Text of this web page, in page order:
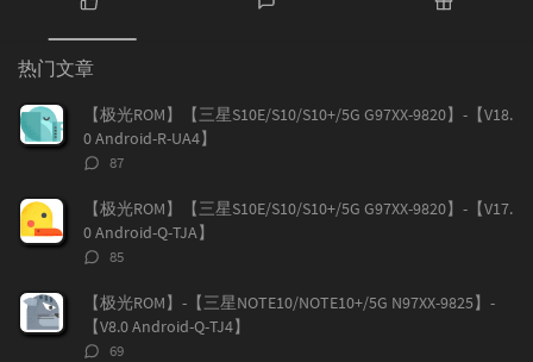
热
门
文
章
论
章
热门文章
【极光ROM】【三星S10E/S10/S10+/5G G97XX-9820】-【V18.
0 Android-R-UA4】
评
数：
87
【极光ROM】【三星S10E/S10/S10+/5G G97XX-9820】-【V17.
0 Android-Q-TJA】
评
数：
85
【极光ROM】-【三星NOTE10/NOTE10+/5G N97XX-9825】-
【V8.0 Android-Q-TJ4】
评
69